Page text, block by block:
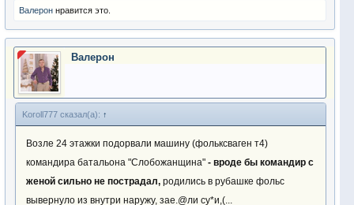
Валерон нравится это.
Валерон
Koroll777 сказал(а): ↑
Возле 24 этажки подорвали машину (фольксваген т4)
командира батальона "Слобожанщина" - вроде бы командир с
женой сильно не пострадал, родились в рубашке фольс
вывернуло из внутри наружу, зае.@ли су*и,(...